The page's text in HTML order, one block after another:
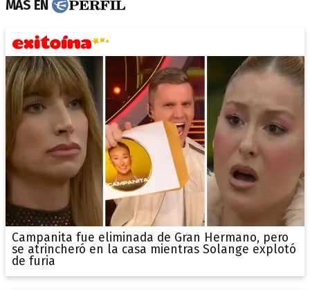
MÁS EN
Campanita fue eliminada de Gran Hermano, pero
se atrincheró en la casa mientras Solange explotó
de furia